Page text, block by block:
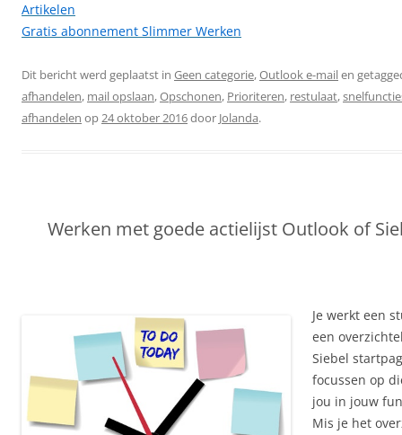
Artikelen
Gratis abonnement Slimmer Werken
Dit bericht werd geplaatst in Geen categorie,Outlook e-mailen
afhandelen, mail opslaan,Opschonen, Prioriteren, restulaat,
afhandelen op24 oktober 2016door Jolanda.
Werken met goede actielijst Outlook of
Je werkt een
een
Siebel
focussen op
jou in jouw
Mis je het